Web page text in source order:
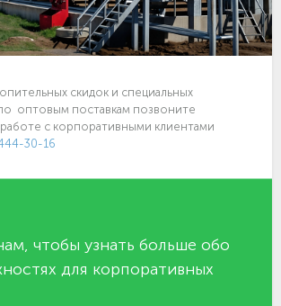
скидок и специальных
оптовым поставкам позвоните
с корпоративными клиентами
30-16
чтобы узнать больше обо
для корпоративных